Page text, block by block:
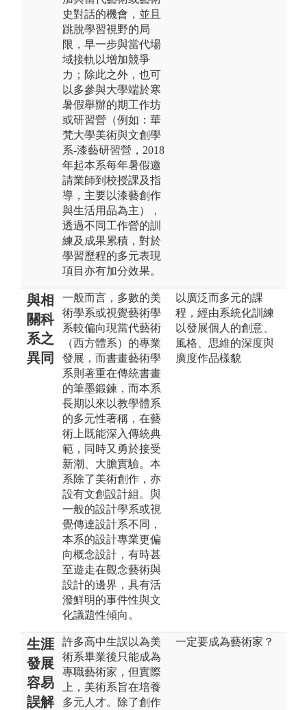
史對話的機會，並且
跳脫學習視野的局
限，早一步與當代場
域接軌以增加競爭
力；除此之外，也可
以多參與大學端於寒
暑假舉辦的期工作坊
或研習營（例如：華
梵大學美術與文創學
系-漆藝研習營，2018
年起本系每年暑假邀
請業師到校授課及指
導，主要以漆藝創作
與生活用品為主），
透過不同工作營的訓
練及成果累積，對於
學習歷程的多元表現
項目亦有加分效果。
與相
關科
系之
異同
一般而言，多數的美
術學系或視覺藝術學
系較偏向現當代藝術
（西方體系）的專業
發展，而書畫藝術學
系則著重在傳統書畫
的筆墨鍛鍊，而本系
長期以來以教學體系
的多元性著稱，在藝
術上既能深入傳統典
範，同時又勇於接受
新潮、大膽實驗。本
系除了美術創作，亦
設有文創設計組。與
一般的設計學系或視
覺傳達設計系不同，
本系的設計專業更偏
向概念設計，有時甚
至遊走在觀念藝術與
設計的邊界，具有活
潑鮮明的事件性與文
化議題性傾向。
以廣泛而多元的課
程，經由系統化訓練
以發展個人的創意、
風格、思維的深度與
廣度作品樣貌
生涯
發展
容易
誤解
許多高中生誤以為美
術系畢業後只能成為
專職藝術家，但實際
上，美術系旨在培養
多元人才。除了創作
一定要成為藝術家？